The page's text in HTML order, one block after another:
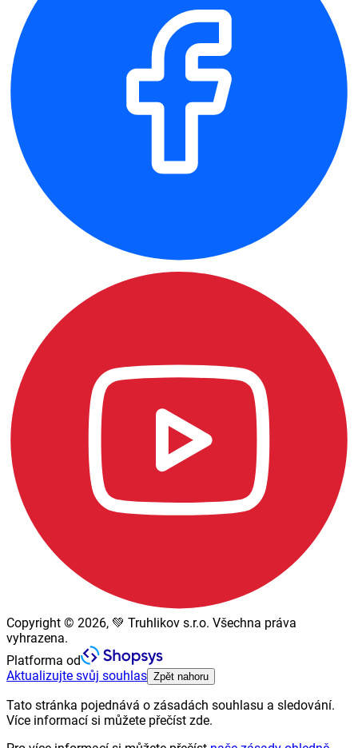
Copyright © 2026, 💚 Truhlikov s.r.o. Všechna práva
vyhrazena.
Platforma od
Aktualizujte svůj souhlas Zpět nahoru
Tato stránka pojednává o zásadách souhlasu a sledování.
Více informací si můžete přečíst zde.